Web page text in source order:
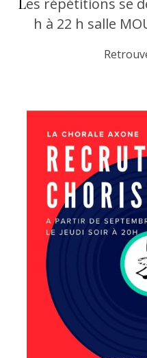
h à 22 h salle